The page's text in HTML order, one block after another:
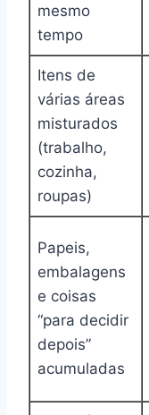
mesmo
tempo
Itens de
várias áreas
misturados
(trabalho,
cozinha,
roupas)
Papeis,
embalagens
e coisas
“para decidir
depois”
acumuladas